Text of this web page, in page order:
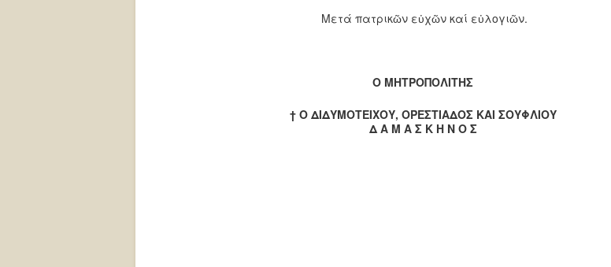
Μετά πατρικῶν εὐχῶν καί εὐλογιῶν.
Ο ΜΗΤΡΟΠΟΛΙΤΗΣ
† Ο ΔΙΔΥΜΟΤΕΙΧΟΥ, ΟΡΕΣΤΙΑΔΟΣ ΚΑΙ ΣΟΥΦΛΙΟΥ
Δ Α Μ Α Σ Κ Η Ν Ο Σ